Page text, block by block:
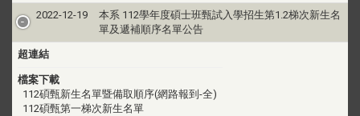
2022-12-19
本系 112學年度碩士班甄試入學招生第1.2梯次新生名
單及遞補順序名單公告
超連結
檔案下載
112碩甄新生名單暨備取順序(網路報到-全)
112碩甄第一梯次新生名單